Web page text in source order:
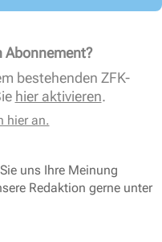
Abonnement?
bestehenden ZFK-
hier aktivieren.
hier an.
uns Ihre Meinung
Redaktion gerne unter